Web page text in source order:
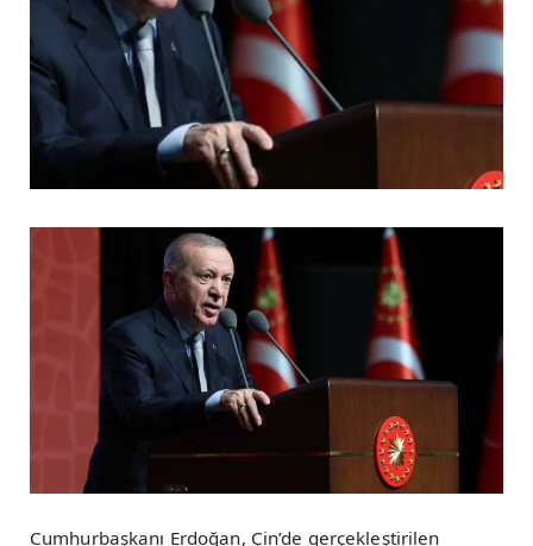
Cumhurbaşkanı Erdoğan, Çin’de gerçekleştirilen